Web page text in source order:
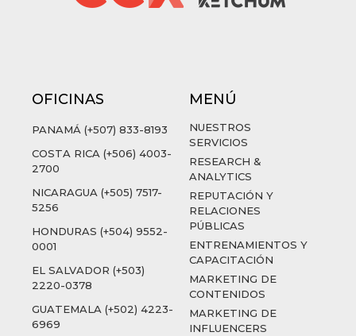
OFICINAS
PANAMÁ (+507) 833-8193
COSTA RICA (+506) 4003-
2700
NICARAGUA (+505) 7517-
5256
HONDURAS (+504) 9552-
0001
EL SALVADOR (+503)
2220-0378
GUATEMALA (+502) 4223-
6969
MENÚ
NUESTROS
SERVICIOS
RESEARCH &
ANALYTICS
REPUTACIÓN Y
RELACIONES
PÚBLICAS
ENTRENAMIENTOS Y
CAPACITACIÓN
MARKETING DE
CONTENIDOS
MARKETING DE
INFLUENCERS